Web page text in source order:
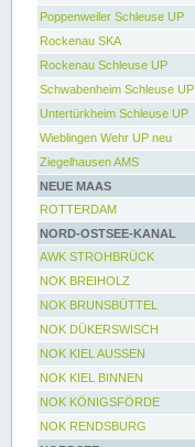
Poppenweiler Schleuse UP
Rockenau SKA
Rockenau Schleuse UP
Schwabenheim Schleuse UP
Untertürkheim Schleuse UP
Wieblingen Wehr UP neu
Ziegelhausen AMS
NEUE MAAS
ROTTERDAM
NORD-OSTSEE-KANAL
AWK STROHBRÜCK
NOK BREIHOLZ
NOK BRUNSBÜTTEL
NOK DÜKERSWISCH
NOK KIEL AUSSEN
NOK KIEL BINNEN
NOK KÖNIGSFÖRDE
NOK RENDSBURG